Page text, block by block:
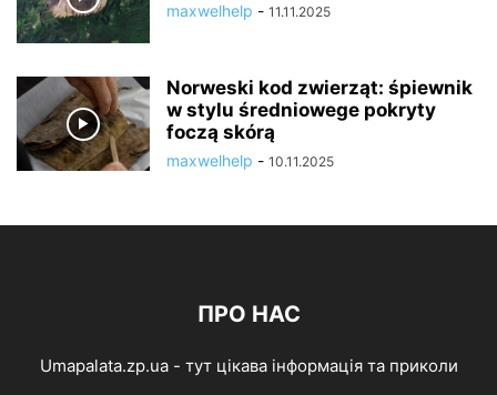
maxwelhelp - 11.11.2025
Norweski kod zwierząt: śpiewnik
w stylu średniowege pokryty
foczą skórą
maxwelhelp - 10.11.2025
ПРО НАС
Umapalata.zp.ua - тут цікава інформація та приколи